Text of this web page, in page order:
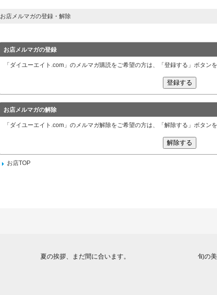
お店メルマガの登録・解除
お店メルマガの登録
「ダイユーエイト.com」のメルマガ購読をご希望の方は、「登録する」ボタン
お店メルマガの解除
「ダイユーエイト.com」のメルマガ解除をご希望の方は、「解除する」ボタン
お店TOP
夏の挨拶、まだ間に合います。 旬の